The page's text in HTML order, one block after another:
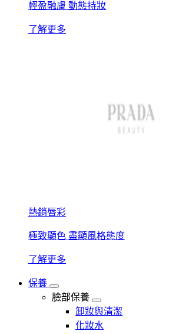
輕盈融膚 動態持妝
了解更多
熱銷唇彩
極致顯色 盡顯風格態度
了解更多
保養
臉部保養
卸妝與清潔
化妝水